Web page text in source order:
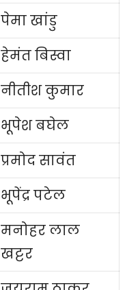
पेमा खांडु
हेमंत बिस्वा
नीतीश कुमार
भूपेश बघेल
प्रमोद सावंत
भूपेंद्र पटेल
मनोहर लाल
खट्टर